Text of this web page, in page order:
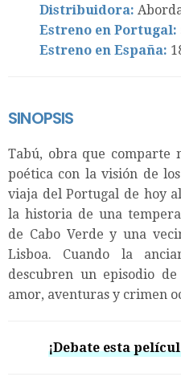
Distribuidora:
Estreno en Portugal:
Estreno en España:
SINOPSIS
Tabú, obra que comparte
poética con la visión de
viaja del Portugal de hoy
la historia de una
de Cabo Verde y una
Lisboa. Cuando la
descubren un episodio
amor, aventuras y crimen
¡Debate esta